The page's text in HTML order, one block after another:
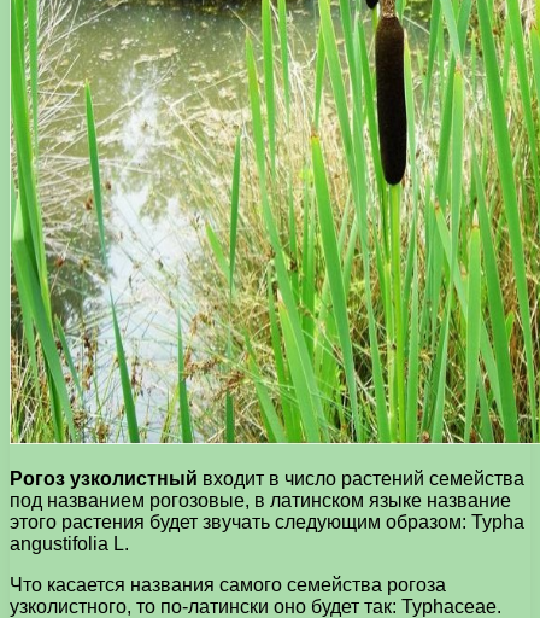
Рогоз узколистный входит в число растений семейства
под названием рогозовые, в латинском языке название
этого растения будет звучать следующим образом: Typha
angustifolia L.
Что касается названия самого семейства рогоза
узколистного, то по-латински оно будет так: Typhaceae.